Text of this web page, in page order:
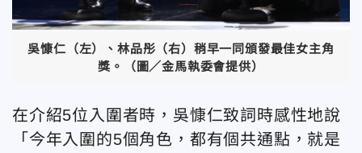
吳慷仁（左）、林品彤（右）稍早一同頒發最佳女主角
獎。（圖／金馬執委會提供）
在介紹5位入圍者時，吳慷仁致詞時感性地說
「今年入圍的5個角色，都有個共通點，就是